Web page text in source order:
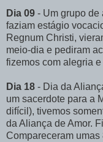
Dia 09 - Um grupo de
faziam estágio
Regnum Christi,
meio-dia e pediram
fizemos com alegria e
Dia 18 - Dia da
um sacerdote para a
difícil), tivemos
da Aliança de Amor.
Compareceram